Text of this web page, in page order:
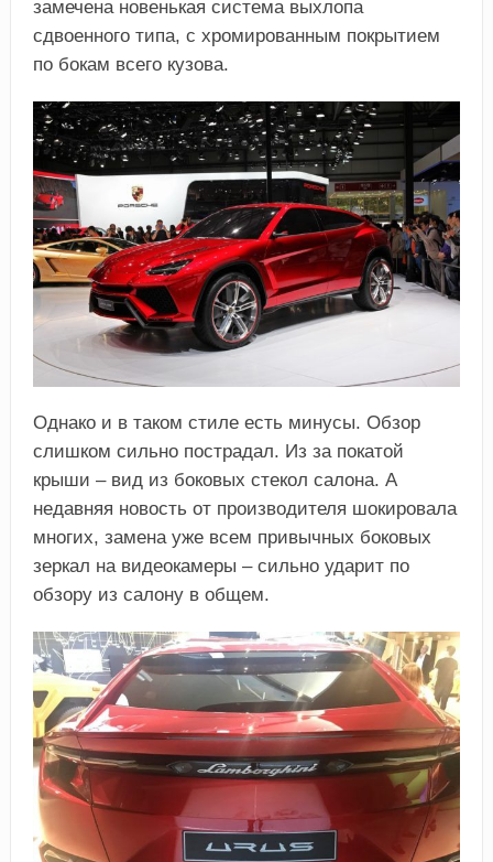
замечена новенькая система выхлопа
сдвоенного типа, с хромированным покрытием
по бокам всего кузова.
Однако и в таком стиле есть минусы. Обзор
слишком сильно пострадал. Из за покатой
крыши – вид из боковых стекол салона. А
недавняя новость от производителя шокировала
многих, замена уже всем привычных боковых
зеркал на видеокамеры – сильно ударит по
обзору из салону в общем.